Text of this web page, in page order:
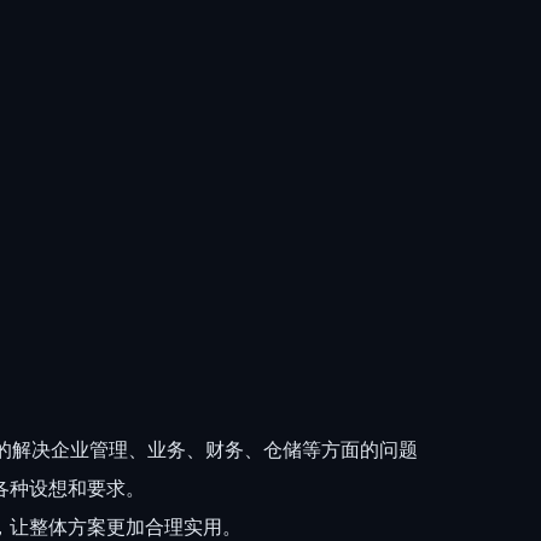
决企业管理、业务、财务、仓储等方面的问题
设想和要求。
整体方案更加合理实用。